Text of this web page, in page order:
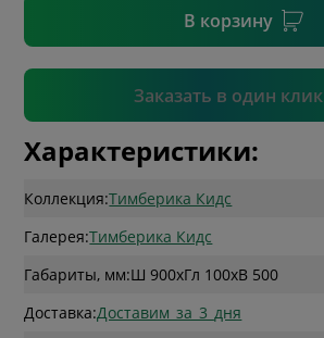
В корзину
Заказать в один клик
Подтвердить
Характеристики:
Коллекция:Тимберика Кидс
Галерея:Тимберика Кидс
Габариты, мм:Ш 900xГл 100xВ 500
Доставка:Доставим_за_3_дня